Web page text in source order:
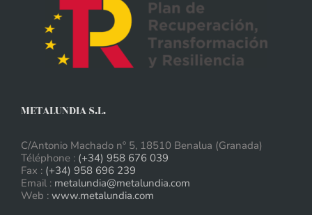
METALUNDIA S.L.
C/Antonio Machado nº 5, 18510 Benalua (Granada)
Téléphone : (+34) 958 676 039
Fax : (+34) 958 696 239
Email : metalundia@metalundia.com
Web : www.metalundia.com